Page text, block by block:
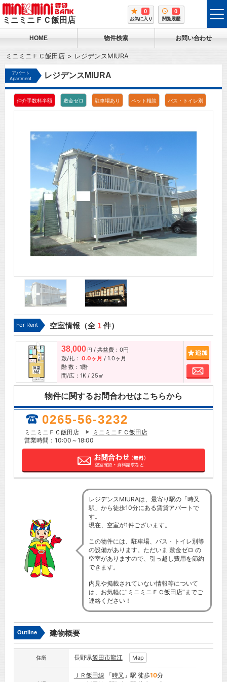
ミニミニＦＣ飯田店
0
お気に入り
0
閲覧履歴
HOME 物件検索 お問い合わせ
ミニミニＦＣ飯田店 レジデンスMIURA
アパート
Apartment
レジデンスMIURA
仲介手数料半額 敷金ゼロ 駐車場あり ペット相談 バス・トイレ別
For Rent 空室情報（全 1件）
38,000 円 / 共益費：0円
敷/礼： 0.0ヶ月 / 1.0ヶ月
階 数：1階
間/広：1K / 25㎡
お問
物件に関するお問合わせはこちらから
0265-56-3232
ミニミニＦＣ飯田店
ミニミニＦＣ飯田店
営業時間：10:00～18:00
レジデンスMIURAは、最寄り駅の「時又
駅」から徒歩10分にある賃貸アパートで
す。
現在、空室が1件ございます。
この物件には、駐車場、バス・トイレ別等
の設備があります。ただいま 敷金ゼロ の
空室がありますので、引っ越し費用を節約
できます。
内見や掲載されていない情報等について
は、お気軽に”ミニミニＦＣ飯田店”までご
連絡ください！
Outline 建物概要
住所 長野県飯田市龍江 Map
ＪＲ飯田線 「時又 」駅 徒歩10分